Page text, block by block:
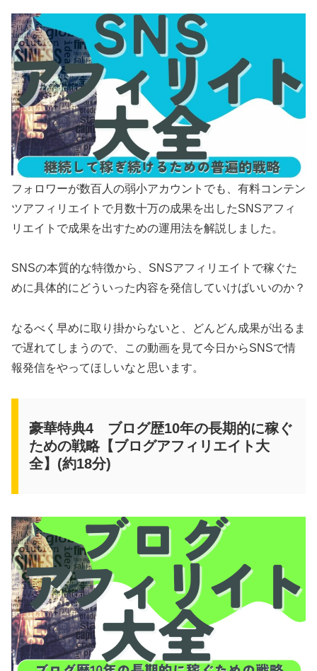
フォロワーが数百人の弱小アカウントでも、有料コンテン
ツアフィリエイトで月数十万の成果を出したSNSアフィ
リエイトで成果を出すための運用法を解説しました。
SNSの本質的な特徴から、SNSアフィリエイトで稼ぐた
めに具体的にどういった内容を発信していけばいいのか？
なるべく早めに取り掛からないと、どんどん成果が出るま
で遅れてしまうので、この動画を見て今日からSNSで情
報発信をやってほしいなと思います。
豪華特典4 ブログ歴10年の長期的に稼ぐ
ための戦略【ブログアフィリエイト大
全】(約18分)